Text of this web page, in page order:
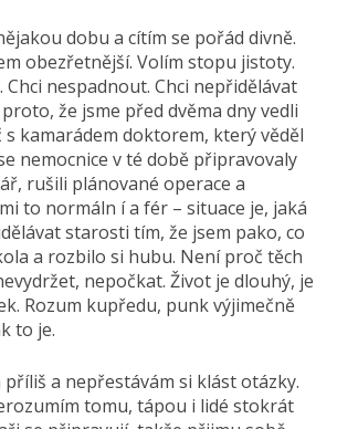
dobu a cítím se pořád divně.
obezřetnější. Volím stopu jistoty.
nespadnout. Chci nepřidělávat
že jsme před dvěma dny vedli
kamarádem doktorem, který věděl
nemocnice v té době připravovaly
rušili plánované operace a
to normáln í a fér – situace je, jaká
starosti tím, že jsem pako, co
a rozbilo si hubu. Není proč těch
nepočkat. Život je dlouhý, je
Rozum kupředu, punk výjimečně
to je.
a nepřestávám si klást otázky.
tomu, tápou i lidé stokrát